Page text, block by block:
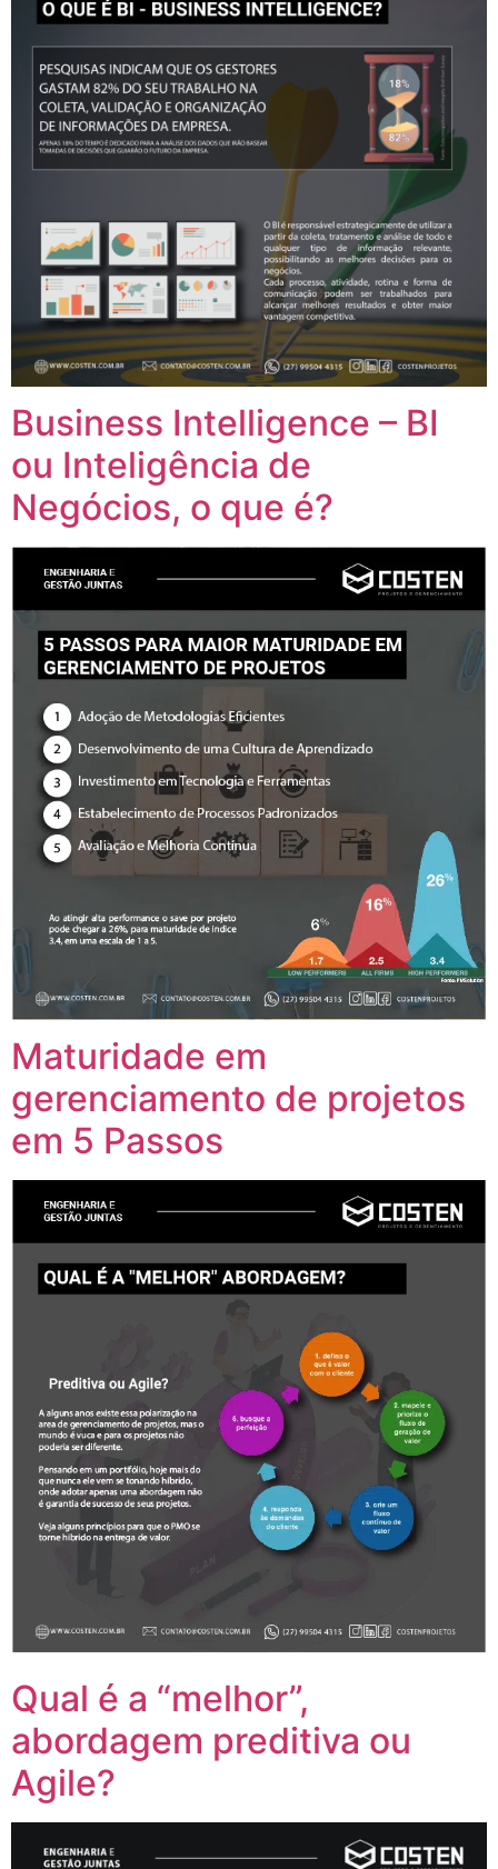
Business Intelligence – BI
ou Inteligência de
Negócios, o que é?
Maturidade em
gerenciamento de projetos
em 5 Passos
Qual é a “melhor”,
abordagem preditiva ou
Agile?